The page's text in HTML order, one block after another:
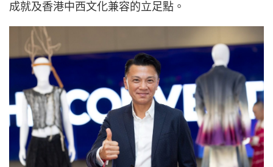
成就及香港中西文化兼容的立足點。